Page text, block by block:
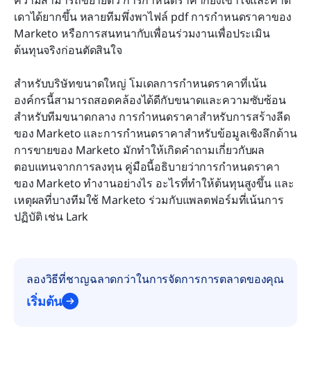
เดาได้ยากขึ้น หลายทีมพึ่งพาไฟล์ pdf การกำหนดราคาของ
Marketo หรือการสนทนากับเพื่อนร่วมงานเพื่อประเมิน
ต้นทุนจริงก่อนตัดสินใจ
สำหรับบริษัทขนาดใหญ่ โมเดลการกำหนดราคาที่เน้น
องค์กรนี้สามารถสอดคล้องได้ดีกับขนาดและความซับซ้อน
สำหรับทีมขนาดกลาง การกำหนดราคาสำหรับการสร้างลีด
ของ Marketo และการกำหนดราคาสำหรับข้อมูลเชิงลึกด้าน
การขายของ Marketo มักทำให้เกิดคำถามเกี่ยวกับผล
ตอบแทนจากการลงทุน คู่มือนี้อธิบายว่าการกำหนดราคา
ของ Marketo ทำงานอย่างไร อะไรที่ทำให้ต้นทุนสูงขึ้น และ
เหตุผลที่บางทีมใช้ Marketo ร่วมกับแพลตฟอร์มที่เน้นการ
ปฏิบัติ เช่น Lark
ลองวิธีที่ชาญฉลาดกว่าในการจัดการการตลาดของคุณ
เริ่มต้น
การอ่านที่เกี่ยวข้อง